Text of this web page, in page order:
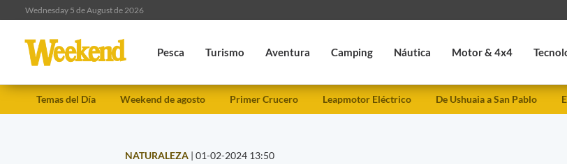
Wednesday 5 de August de 2026
Pesca Turismo Aventura Camping Náutica Motor & 4x4
Temas del Día Weekend de agosto Primer Crucero Leapmotor Eléctrico De Ushuaia a San Pablo
NATURALEZA | 01-02-2024 13:50